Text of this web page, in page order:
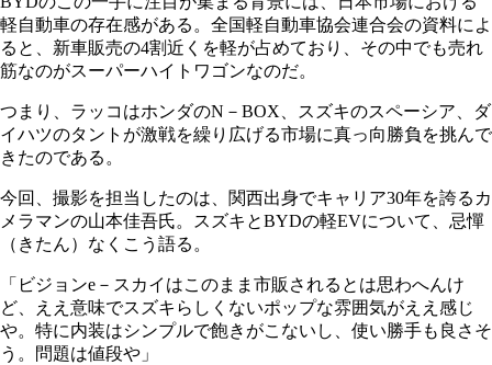
軽自動車の存在感がある。全国軽自動車協会連合会の資料によ
ると、新車販売の4割近くを軽が占めており、その中でも売れ
筋なのがスーパーハイトワゴンなのだ。
つまり、ラッコはホンダのN－BOX、スズキのスペーシア、ダ
イハツのタントが激戦を繰り広げる市場に真っ向勝負を挑んで
きたのである。
今回、撮影を担当したのは、関西出身でキャリア30年を誇るカ
メラマンの山本佳吾氏。スズキとBYDの軽EVについて、忌憚
（きたん）なくこう語る。
「ビジョンe－スカイはこのまま市販されるとは思わへんけ
ど、ええ意味でスズキらしくないポップな雰囲気がええ感じ
や。特に内装はシンプルで飽きがこないし、使い勝手も良さそ
う。問題は値段や」